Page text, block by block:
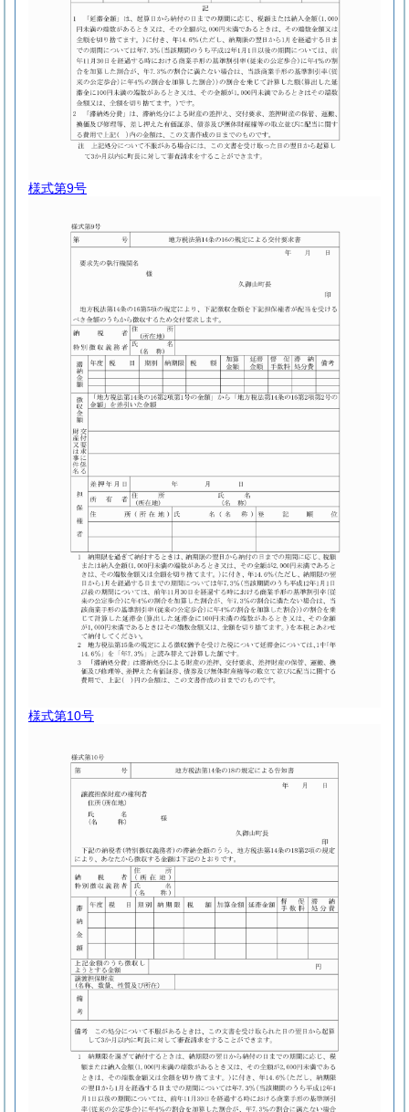
様式第9号
様式第10号